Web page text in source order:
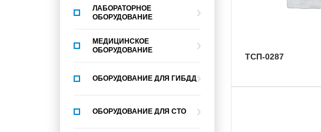
ЛАБОРАТОРНОЕ
ОБОРУДОВАНИЕ
МЕДИЦИНСКОЕ
ОБОРУДОВАНИЕ
ОБОРУДОВАНИЕ ДЛЯ ГИБДД
ОБОРУДОВАНИЕ ДЛЯ СТО
ТСП-0287